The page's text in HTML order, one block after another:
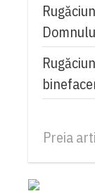
Preia